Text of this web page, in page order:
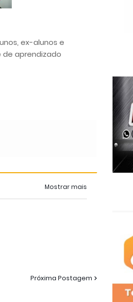
ex-alunos e
aprendizado
Mostrar mais
Próxima Postagem